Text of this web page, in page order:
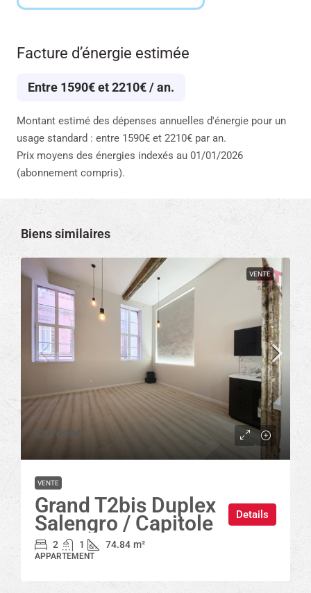
Facture d’énergie estimée
Entre 1590€ et 2210€ / an.
Montant estimé des dépenses annuelles d'énergie pour un
usage standard : entre 1590€ et 2210€ par an.
Prix moyens des énergies indexés au 01/01/2026
(abonnement compris).
Biens similaires
VENTE
335 000€
VENTE
Grand T2bis Duplex
Salengro / Capitole
2 1 74.84 m²
APPARTEMENT
Details